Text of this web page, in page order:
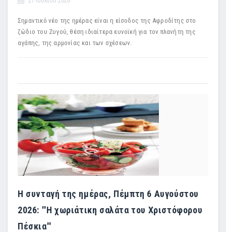
Σημαντικό νέο της ημέρας είναι η είσοδος της Αφροδίτης στο
ζώδιο του Ζυγού, θέση ιδιαίτερα ευνοϊκή για τον πλανήτη της
αγάπης, της αρμονίας και των σχέσεων.
Η συνταγή της ημέρας, Πέμπτη 6 Αυγούστου
2026: ''Η χωριάτικη σαλάτα του Χριστόφορου
Πέσκια''